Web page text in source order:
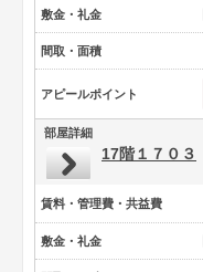
敷金・礼金
間取・面積
アピールポイント
部屋詳細
17階１７０３
賃料・管理費・共益費
敷金・礼金